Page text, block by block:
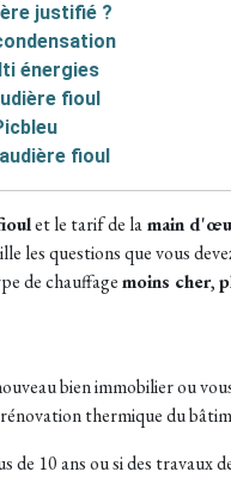
justifié ?
énergies
fioul
fioul
et le tarif de lamain
les questions que vous
de chauffagemoins cher,
bien immobilier ou
thermique du
de 10 ans ou si des